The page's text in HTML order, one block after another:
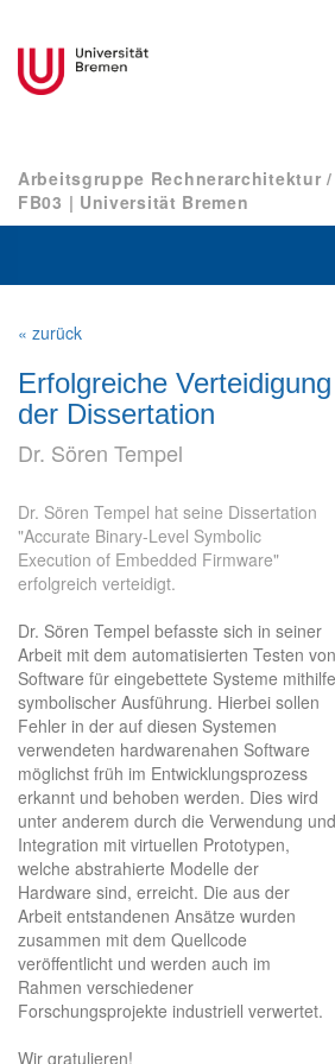
Arbeitsgruppe Rechnerarchitektur /
FB03 | Universität Bremen
« zurück
Erfolgreiche Verteidigung
der Dissertation
Dr. Sören Tempel
Dr. Sören Tempel hat seine Dissertation
"Accurate Binary-Level Symbolic
Execution of Embedded Firmware"
erfolgreich verteidigt.
Dr. Sören Tempel befasste sich in seiner
Arbeit mit dem automatisierten Testen von
Software für eingebettete Systeme mithilfe
symbolischer Ausführung. Hierbei sollen
Fehler in der auf diesen Systemen
verwendeten hardwarenahen Software
möglichst früh im Entwicklungsprozess
erkannt und behoben werden. Dies wird
unter anderem durch die Verwendung und
Integration mit virtuellen Prototypen,
welche abstrahierte Modelle der
Hardware sind, erreicht. Die aus der
Arbeit entstandenen Ansätze wurden
zusammen mit dem Quellcode
veröffentlicht und werden auch im
Rahmen verschiedener
Forschungsprojekte industriell verwertet.
Wir gratulieren!